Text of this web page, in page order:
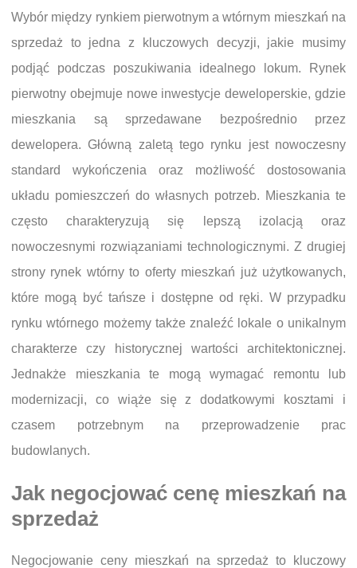
Wybór między rynkiem pierwotnym a wtórnym mieszkań na
sprzedaż to jedna z kluczowych decyzji, jakie musimy
podjąć podczas poszukiwania idealnego lokum. Rynek
pierwotny obejmuje nowe inwestycje deweloperskie, gdzie
mieszkania są sprzedawane bezpośrednio przez
dewelopera. Główną zaletą tego rynku jest nowoczesny
standard wykończenia oraz możliwość dostosowania
układu pomieszczeń do własnych potrzeb. Mieszkania te
często charakteryzują się lepszą izolacją oraz
nowoczesnymi rozwiązaniami technologicznymi. Z drugiej
strony rynek wtórny to oferty mieszkań już użytkowanych,
które mogą być tańsze i dostępne od ręki. W przypadku
rynku wtórnego możemy także znaleźć lokale o unikalnym
charakterze czy historycznej wartości architektonicznej.
Jednakże mieszkania te mogą wymagać remontu lub
modernizacji, co wiąże się z dodatkowymi kosztami i
czasem potrzebnym na przeprowadzenie prac
budowlanych.
Jak negocjować cenę mieszkań na
sprzedaż
Negocjowanie ceny mieszkań na sprzedaż to kluczowy